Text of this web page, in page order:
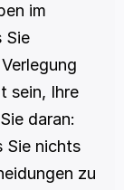
im
Sie
sein, Ihre
daran:
Sie nichts
zu